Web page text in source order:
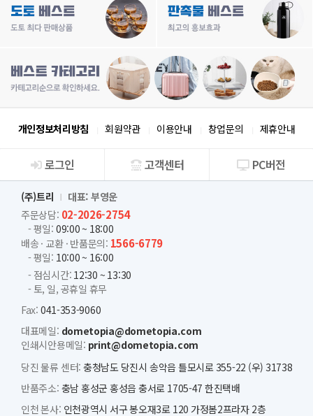
개인정보처리방침 회원약관 이용안내 창업문의 제휴안내
회사소개
로그인 고객센터 PC버전
(주)트리
대표: 부영운
주문상담: 02-2026-2754
- 평일: 09:00 ~ 18:00
배송 · 교환 · 반품문의: 1566-6779
- 평일: 10:00 ~ 16:00
- 점심시간: 12:30 ~ 13:30
- 토, 일, 공휴일 휴무
Fax: 041-353-9060
대표메일: dometopia@dometopia.com
인쇄시안용메일: print@dometopia.com
당진 물류 센터: 충청남도 당진시 송악읍 틀모시로 355-22 (우) 31738
반품주소: 충남 홍성군 홍성읍 충서로 1705-47 한진택배
인천 본사: 인천광역시 서구 봉오재3로 120 가정봄2프라자 2층